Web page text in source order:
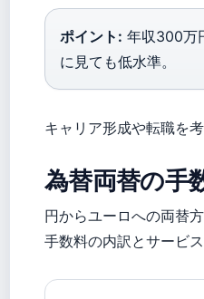
ポイント: 年収300万
に見ても低水準。
キャリア形成や転職を
為替両替の手
円からユーロへの両替
手数料の内訳とサービ